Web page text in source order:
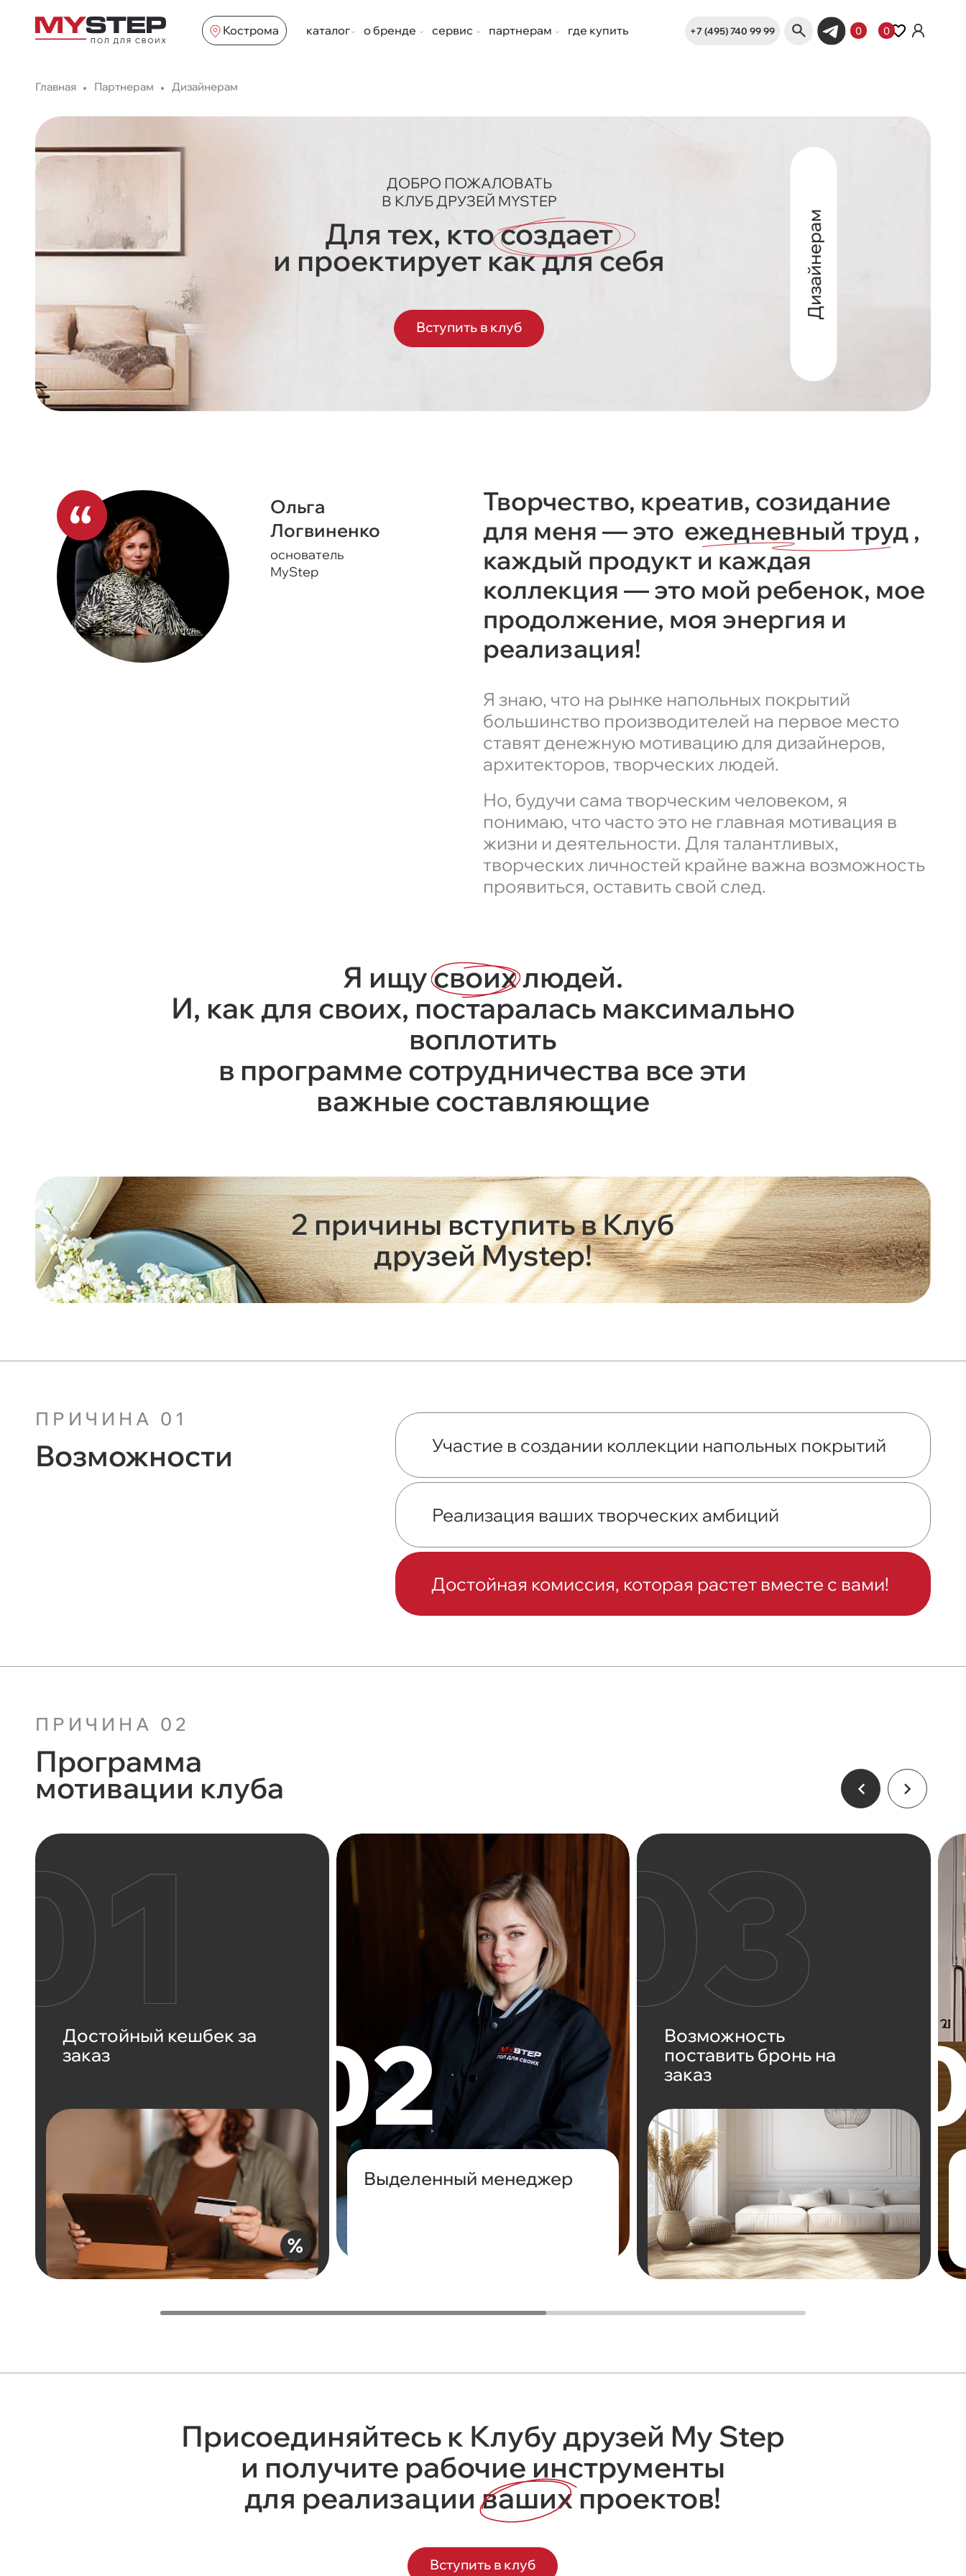
Кострома каталог о бренде сервис партнерам где купить +7 (495) 740 99 99 0 0
Главная Партнерам Дизайнерам
Дизайнерам
ДОБРО ПОЖАЛОВАТЬ
В КЛУБ ДРУЗЕЙ MYSTEP
Для тех, ктосоздает
и проектирует как для себя
Вступить в клуб
Ольга
Логвиненко
основатель
MyStep
Творчество, креатив, созидание
для меня — это ежедневный труд,
каждый продукт и каждая
коллекция — это мой ребенок, мое
продолжение, моя энергия и
реализация!
Я знаю, что на рынке напольных покрытий
большинство производителей на первое место
ставят денежную мотивацию для дизайнеров,
архитекторов, творческих людей.
Но, будучи сама творческим человеком, я
понимаю, что часто это не главная мотивация в
жизни и деятельности. Для талантливых,
творческих личностей крайне важна возможность
проявиться, оставить свой след.
Я ищусвоихлюдей.
И, как для своих, постаралась максимально
воплотить
в программе сотрудничества все эти
важные составляющие
2 причины вступить в Клуб
друзей Mystep!
ПРИЧИНА 01
Возможности Участие в создании коллекции напольных покрытий
Реализация ваших творческих амбиций
Достойная комиссия, которая растет вместе с вами!
ПРИЧИНА 02
Программа
мотивации клуба
Достойный кешбек за
заказ
%
Выделенный менеджер
Возможность
поставить бронь на
заказ
Присоединяйтесь к Клубу друзей My Step
и получите рабочие инструменты
для реализациивашихпроектов!
Вступить в клуб